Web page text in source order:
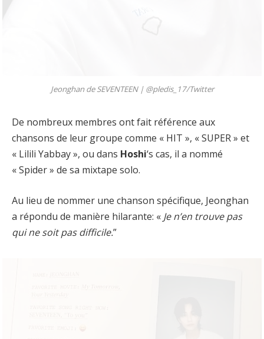
Jeonghan de SEVENTEEN | @pledis_17/Twitter
De nombreux membres ont fait référence aux
chansons de leur groupe comme « HIT », « SUPER » et
« Lilili Yabbay », ou dans Hoshi‘s cas, il a nommé
« Spider » de sa mixtape solo.
Au lieu de nommer une chanson spécifique, Jeonghan
a répondu de manière hilarante: « Je n’en trouve pas
qui ne soit pas difficile.”